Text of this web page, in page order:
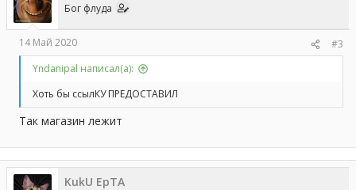
Бог флуда
14 Май 2020
#3
Yndanipal написал(а):
Хоть бы ссылКУ ПРЕДОСТАВИЛ
Так магазин лежит
KukU EpTA